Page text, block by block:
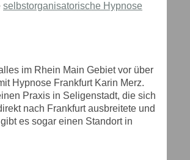
selbstorganisatorische Hypnose
im Rhein Main Gebiet vor über
Hypnose Frankfurt Karin Merz.
Praxis in Seligenstadt, die sich
nach Frankfurt ausbreitete und
es sogar einen Standort in